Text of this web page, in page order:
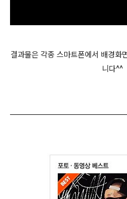
결과물은 각종 스마트폰에서 배경화
니다^^